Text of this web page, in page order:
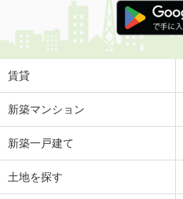
賃貸
新築マンション
新築一戸建て
土地を探す